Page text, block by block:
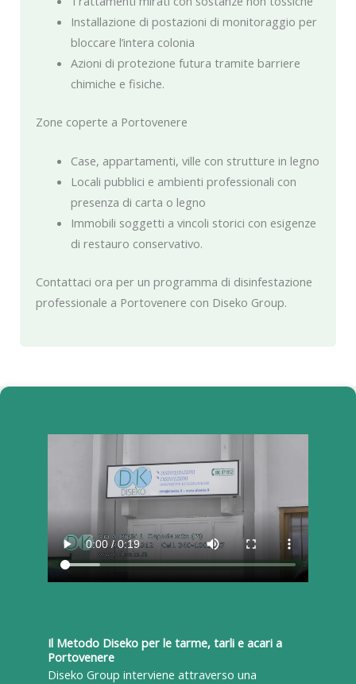
Installazione di postazioni di monitoraggio per
bloccare l’intera colonia
Azioni di protezione futura tramite barriere
chimiche e fisiche.
Zone coperte a Portovenere
Case, appartamenti, ville con strutture in legno
Locali pubblici e ambienti professionali con
presenza di carta o legno
Immobili soggetti a vincoli storici con esigenze
di restauro conservativo.
Contattaci ora per un programma di disinfestazione
professionale a Portovenere con Diseko Group.
Il Metodo Diseko per le tarme, tarli e acari a
Portovenere
Diseko Group interviene attraverso una